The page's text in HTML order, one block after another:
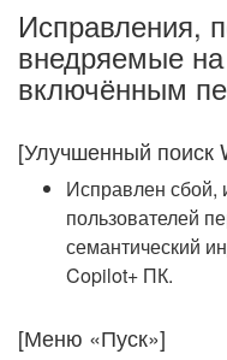
Исправления,
внедряемые
включённым
[Улучшенный поиск
Исправлен сбой,
пользователей
семантический
Copilot+ ПК.
[Меню «Пуск»]